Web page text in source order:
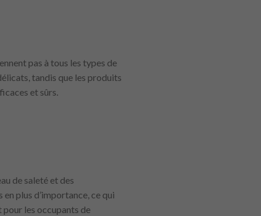
pas à tous les types de
tandis que les produits
et sûrs.
de saleté et des
plus d’importance, ce qui
pour les occupants de